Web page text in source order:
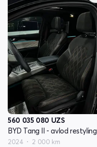
560 035 080 UZS
BYD Tang II - avlod restyling
2024 2 000 km